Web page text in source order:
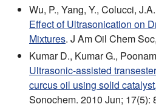
Wu, P., Yang, Y., Colucci,
Effect of Ultrasonication on
Mixtures. J Am Oil Chem
Kumar D., Kumar G.,
Ultrasonic-assisted
curcus oil using solid
Sonochem. 2010 Jun; 17(5):